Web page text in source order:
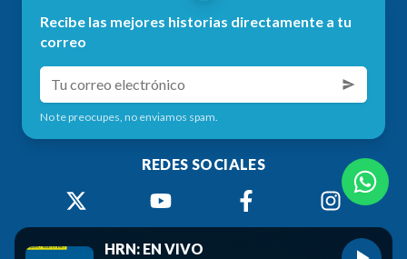
Recibe las mejores historias directamente a tu
correo
No te preocupes, no enviamos spam.
REDES SOCIALES
HRN: EN VIVO